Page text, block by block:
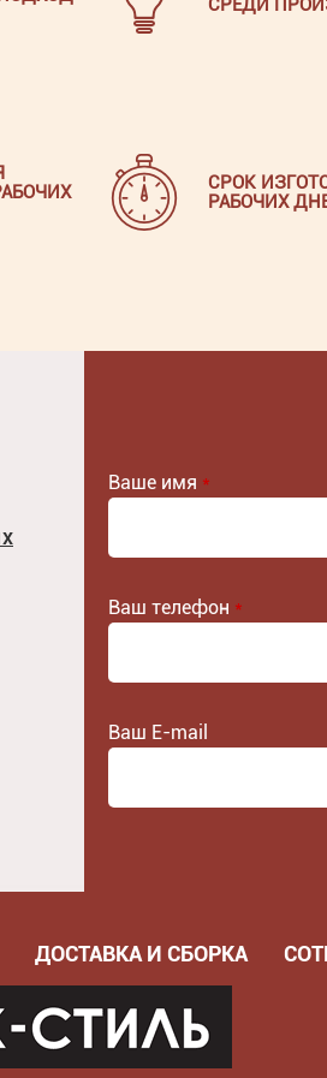
СРЕДИ
СРОК
РАБОЧИХ
Ваше имя *
Ваш телефон *
Ваш E-mail
ДОСТАВКА И СБОРКА